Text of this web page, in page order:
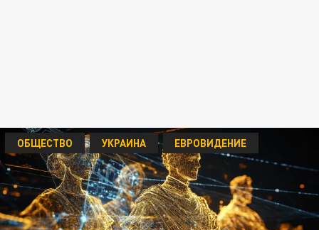
ОБЩЕСТВО УКРАИНА ЕВРОВИДЕНИЕ